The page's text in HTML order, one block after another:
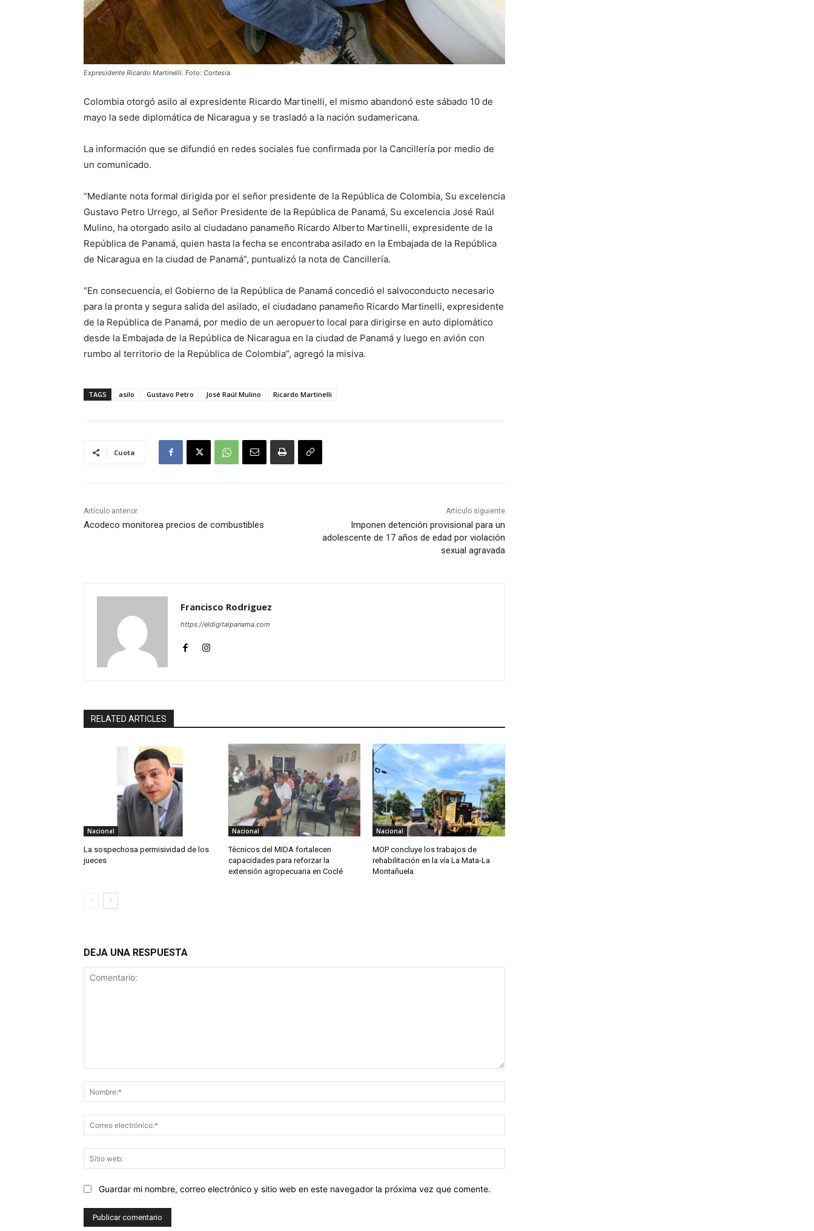
Expresidente Ricardo Martinelli. Foto: Cortesía.
Colombia otorgó asilo al expresidente Ricardo Martinelli, el mismo abandonó este sábado 10 de
mayo la sede diplomática de Nicaragua y se trasladó a la nación sudamericana.
La información que se difundió en redes sociales fue confirmada por la Cancillería por medio de
un comunicado.
“Mediante nota formal dirigida por el señor presidente de la República de Colombia, Su excelencia
Gustavo Petro Urrego, al Señor Presidente de la República de Panamá, Su excelencia José Raúl
Mulino, ha otorgado asilo al ciudadano panameño Ricardo Alberto Martinelli, expresidente de la
República de Panamá, quien hasta la fecha se encontraba asilado en la Embajada de la República
de Nicaragua en la ciudad de Panamá”, puntualizó la nota de Cancillería.
“En consecuencia, el Gobierno de la República de Panamá concedió el salvoconducto necesario
para la pronta y segura salida del asilado, el ciudadano panameño Ricardo Martinelli, expresidente
de la República de Panamá, por medio de un aeropuerto local para dirigirse en auto diplomático
desde la Embajada de la República de Nicaragua en la ciudad de Panamá y luego en avión con
rumbo al territorio de la República de Colombia”, agregó la misiva.
TAGS asilo Gustavo Petro José Raúl Mulino Ricardo Martinelli
Cuota
Artículo anterior
Acodeco monitorea precios de combustibles
Artículo siguiente
Imponen detención provisional para un
adolescente de 17 años de edad por violación
sexual agravada
Francisco Rodriguez
https://eldigitalpanama.com
RELATED ARTICLES
Nacional
La sospechosa permisividad de los
jueces
Nacional
Técnicos del MIDA fortalecen
capacidades para reforzar la
extensión agropecuaria en Coclé
Nacional
MOP concluye los trabajos de
rehabilitación en la vía La Mata-La
Montañuela
DEJA UNA RESPUESTA
electrónico:*
web:
Guardar mi nombre, correo electrónico y sitio web en este navegador la próxima vez que comente.